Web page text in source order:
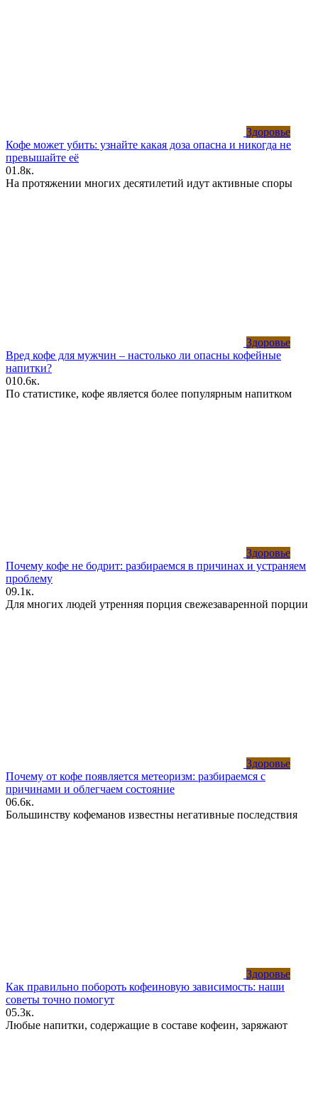
Здоровье
Кофе может убить: узнайте какая доза опасна и никогда не
превышайте её
01.8к.
На протяжении многих десятилетий идут активные споры
Здоровье
Вред кофе для мужчин – настолько ли опасны кофейные
напитки?
010.6к.
По статистике, кофе является более популярным напитком
Здоровье
Почему кофе не бодрит: разбираемся в причинах и устраняем
проблему
09.1к.
Для многих людей утренняя порция свежезаваренной порции
Здоровье
Почему от кофе появляется метеоризм: разбираемся с
причинами и облегчаем состояние
06.6к.
Большинству кофеманов известны негативные последствия
Здоровье
Как правильно побороть кофеиновую зависимость: наши
советы точно помогут
05.3к.
Любые напитки, содержащие в составе кофеин, заряжают